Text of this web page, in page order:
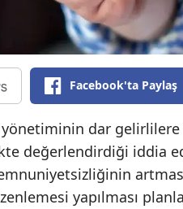
Facebook'ta Paylaş
dar
değerlendirdiği iddia
yapılması